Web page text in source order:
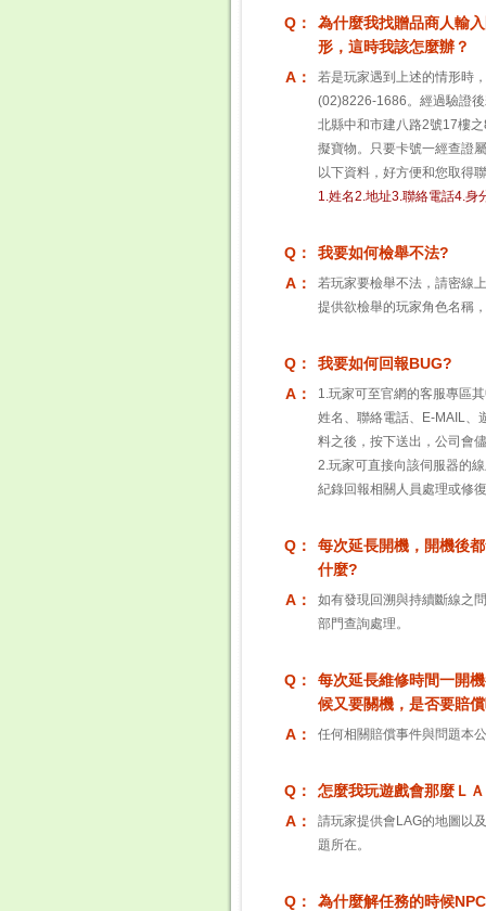
Q：
為什麼我找贈品商人輸
形，這時我該怎麼辦？
A：
若是玩家遇到上述的情形時
(02)8226-1686。經過驗證
北縣中和市建八路2號17樓
擬寶物。只要卡號一經查證
以下資料，好方便和您取得
1.姓名2.地址3.聯絡電話4.身
Q：
我要如何檢舉不法?
A：
若玩家要檢舉不法，請密線
提供欲檢舉的玩家角色名稱
Q：
我要如何回報BUG?
A：
1.玩家可至官網的客服專區
姓名、聯絡電話、E-MAIL、
料之後，按下送出，公司會
2.玩家可直接向該伺服器的
紀錄回報相關人員處理或修
Q：
每次延長開機，開機後
什麼?
A：
如有發現回溯與持續斷線之
部門查詢處理。
Q：
每次延長維修時間一開
候又要關機，是否要賠
A：
任何相關賠償事件與問題本
Q：
怎麼我玩遊戲會那麼Ｌ
A：
請玩家提供會LAG的地圖以
題所在。
Q：
為什麼解任務的時候